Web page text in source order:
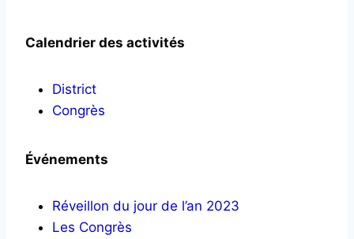
Calendrier des activités
District
Congrès
Événements
Réveillon du jour de l’an 2023
Les Congrès